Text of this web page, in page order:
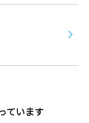
ています